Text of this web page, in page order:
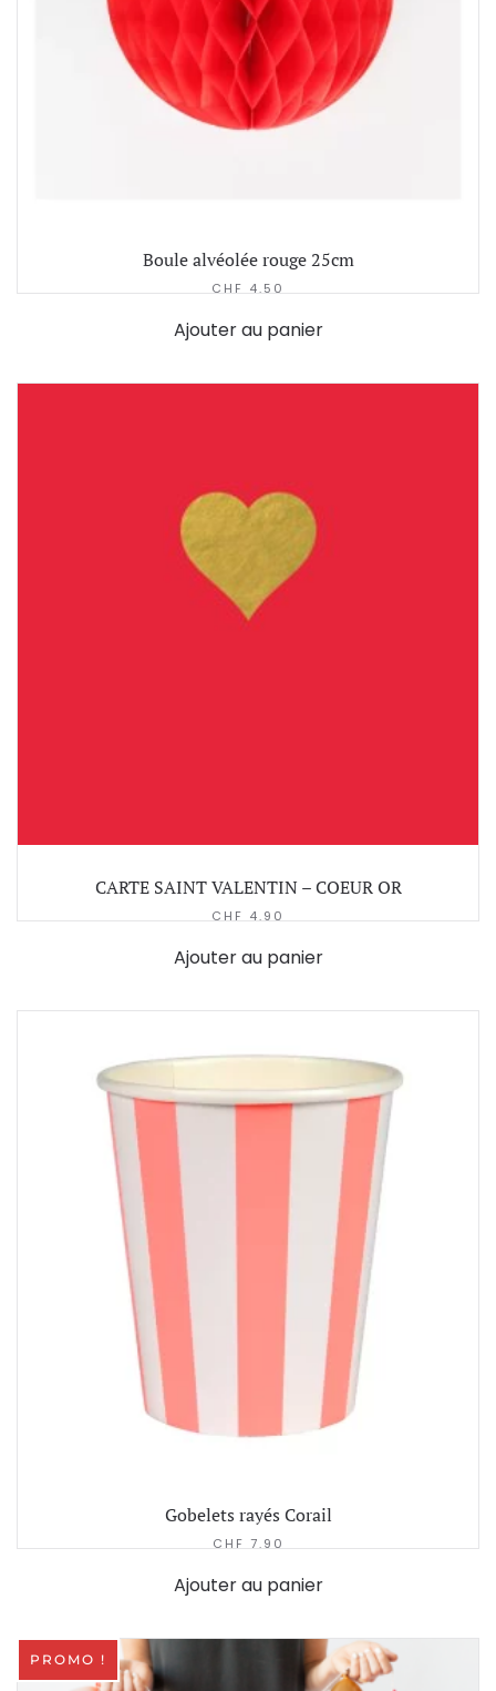
Boule alvéolée rouge 25cm
CHF 4.50
Ajouter au panier
CARTE SAINT VALENTIN – COEUR OR
CHF 4.90
Ajouter au panier
Gobelets rayés Corail
CHF 7.90
Ajouter au panier
PROMO !